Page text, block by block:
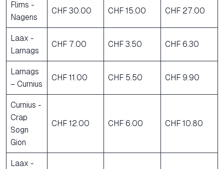
Flims -
Nagens
CHF 30.00 CHF 15.00 CHF 27.00
Laax -
Larnags
CHF 7.00 CHF 3.50 CHF 6.30
Larnags
– Curnius
CHF 11.00 CHF 5.50 CHF 9.90
Curnius -
Crap
Sogn
Gion
CHF 12.00 CHF 6.00 CHF 10.80
Laax -